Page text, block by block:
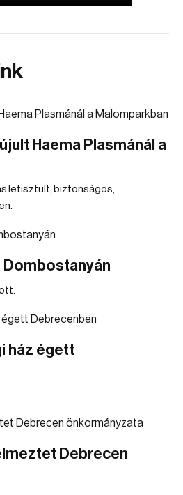
Haema Plasmánál a
letisztult, biztonságos,
Dombostanyán
ház égett
Debrecen